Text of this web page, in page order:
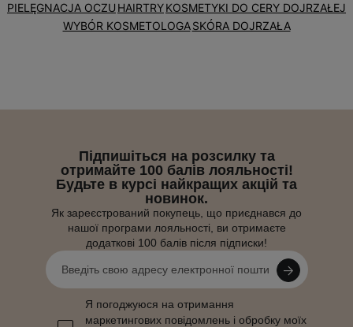
PIELĘGNACJA OCZU HAIRTRYKOSMETYKI DO CERY DOJRZAŁEJ
WYBÓR KOSMETOLOGA SKÓRA DOJRZAŁA
Підпишіться на розсилку та
отримайте 100 балів лояльності!
Будьте в курсі найкращих акцій та
новинок.
Як зареєстрований покупець, що приєднався до
нашої програми лояльності, ви отримаєте
додаткові 100 балів після підписки!
Я погоджуюся на отримання
маркетингових повідомлень і обробку моїх